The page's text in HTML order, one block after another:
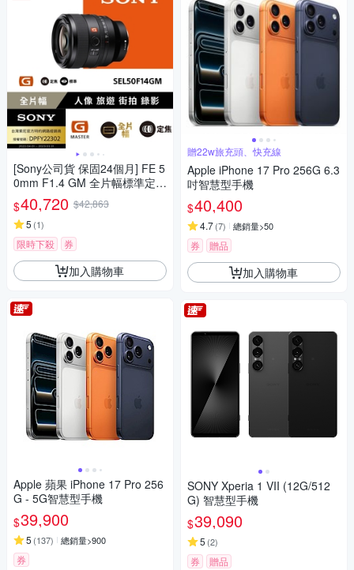
[Sony公司貨 保固24個月] FE 5
0mm F1.4 GM 全片幅標準定焦
鏡頭 SEL50F14GM
$40,720 $42,863
5 (1)
限時下殺 券
加入購物車
Apple 蘋果 iPhone 17 Pro 256
G - 5G智慧型手機
$39,900
5 (137) 總銷量>900
券
贈22w旅充頭、快充線
Apple iPhone 17 Pro 256G 6.3
吋智慧型手機
$40,400
4.7(7) 總銷量>50
券 贈品
加入購物車
SONY Xperia 1 VII (12G/512
G) 智慧型手機
$39,090
5 (2)
券 贈品